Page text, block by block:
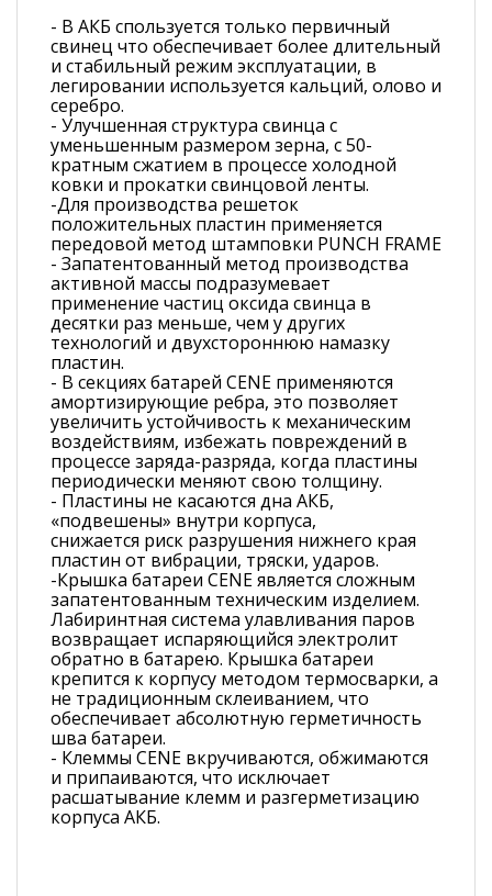
- В АКБ спользуется только первичный
свинец что обеспечивает более длительный
и стабильный режим эксплуатации, в
легировании используется кальций, олово и
серебро.
- Улучшенная структура свинца с
уменьшенным размером зерна, с 50-
кратным сжатием в процессе холодной
ковки и прокатки свинцовой ленты.
-Для производства решеток
положительных пластин применяется
передовой метод штамповки PUNCH FRAME
- Запатентованный метод производства
активной массы подразумевает
применение частиц оксида свинца в
десятки раз меньше, чем у других
технологий и двухстороннюю намазку
пластин.
- В секциях батарей CENE применяются
амортизирующие ребра, это позволяет
увеличить устойчивость к механическим
воздействиям, избежать повреждений в
процессе заряда-разряда, когда пластины
периодически меняют свою толщину.
- Пластины не касаются дна АКБ,
«подвешены» внутри корпуса,
снижается риск разрушения нижнего края
пластин от вибрации, тряски, ударов.
-Крышка батареи CENE является сложным
запатентованным техническим изделием.
Лабиринтная система улавливания паров
возвращает испаряющийся электролит
обратно в батарею. Крышка батареи
крепится к корпусу методом термосварки, а
не традиционным склеиванием, что
обеспечивает абсолютную герметичность
шва батареи.
- Клеммы CENE вкручиваются, обжимаются
и припаиваются, что исключает
расшатывание клемм и разгерметизацию
корпуса АКБ.